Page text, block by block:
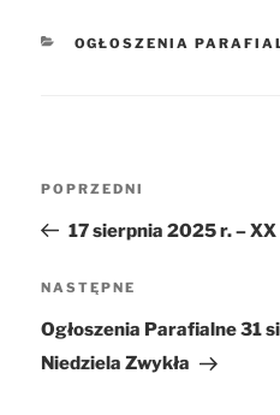
KATEGORIE
OGŁOSZENIA
Nawigacja
wpisu
Poprzedni
wpis
POPRZEDNI
17 sierpnia 2025 r. –
Następny
wpis
NASTĘPNE
Ogłoszenia Parafialne 31
Niedziela Zwykła